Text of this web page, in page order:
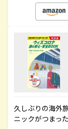
久しぶりの海外
ニックがつまっ